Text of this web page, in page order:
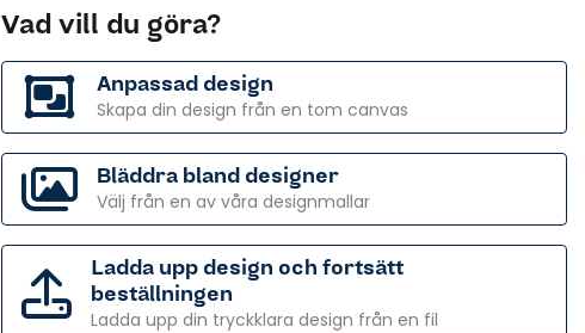
Vad vill du göra?
Anpassad design
Skapa din design från en tom canvas
Bläddra bland designer
Välj från en av våra designmallar
Ladda upp design och fortsätt
beställningen
Ladda upp din tryckklara design från en fil